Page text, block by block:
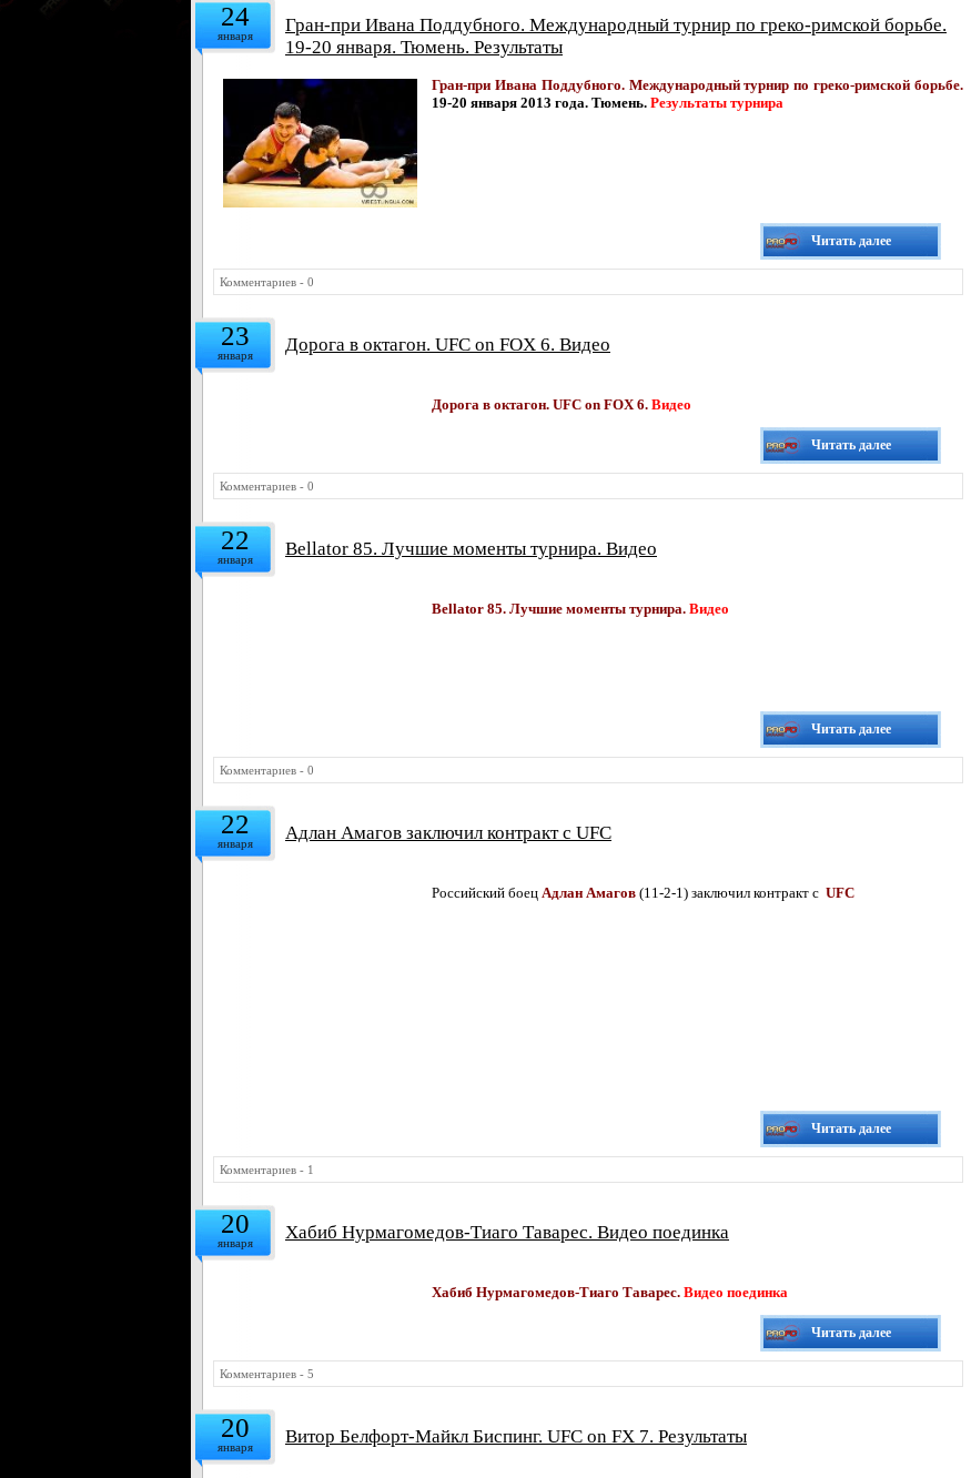
24
января
Гран-при Ивана Поддубного. Международный турнир по греко-римской борьбе.
19-20 января. Тюмень. Результаты
Гран-при Ивана Поддубного. Международный турнир по греко-римской борьбе.
19-20 января 2013 года. Тюмень. Результаты турнира
Читать далее
Комментариев - 0
23
января Дорога в октагон. UFC on FOX 6. Видео
Дорога в октагон. UFC on FOX 6. Видео
Читать далее
Комментариев - 0
22
января Bellator 85. Лучшие моменты турнира. Видео
Bellator 85. Лучшие моменты турнира. Видео
Читать далее
Комментариев - 0
22
января Адлан Амагов заключил контракт с UFC
Российский боец Адлан Амагов (11-2-1) заключил контракт с UFC
Читать далее
Комментариев - 1
20
января Хабиб Нурмагомедов-Тиаго Таварес. Видео поединка
Хабиб Нурмагомедов-Тиаго Таварес. Видео поединка
Читать далее
Комментариев - 5
20
января Витор Белфорт-Майкл Биспинг. UFC on FX 7. Результаты